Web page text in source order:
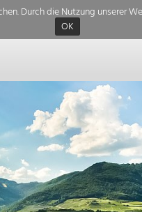
Durch die Nutzung unserer
OK